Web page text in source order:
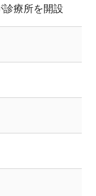
療所を開設